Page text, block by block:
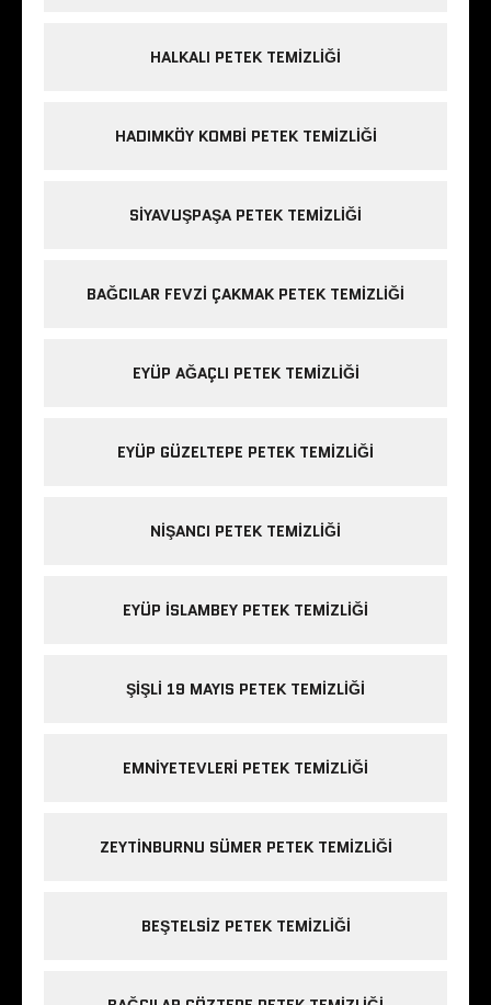
HALKALI PETEK TEMIZLIĞI
HADIMKÖY KOMBI PETEK TEMIZLIĞI
SIYAVUŞPAŞA PETEK TEMIZLIĞI
BAĞCILAR FEVZI ÇAKMAK PETEK TEMIZLIĞI
EYÜP AĞAÇLI PETEK TEMIZLIĞI
EYÜP GÜZELTEPE PETEK TEMIZLIĞI
NIŞANCI PETEK TEMIZLIĞI
EYÜP ISLAMBEY PETEK TEMIZLIĞI
ŞIŞLI 19 MAYIS PETEK TEMIZLIĞI
EMNIYETEVLERI PETEK TEMIZLIĞI
ZEYTINBURNU SÜMER PETEK TEMIZLIĞI
BEŞTELSIZ PETEK TEMIZLIĞI